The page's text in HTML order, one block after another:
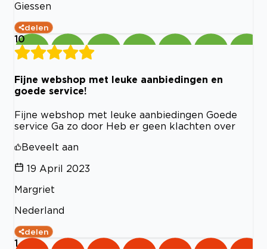
Giessen
delen
10
Fijne webshop met leuke aanbiedingen en
goede service!
Fijne webshop met leuke aanbiedingen Goede
service Ga zo door Heb er geen klachten over
Beveelt aan
19 April 2023
Margriet
Nederland
delen
1